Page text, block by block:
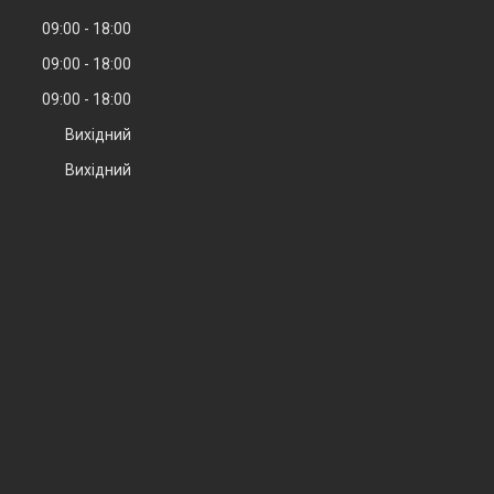
09:00
18:00
09:00
18:00
09:00
18:00
Вихідний
Вихідний